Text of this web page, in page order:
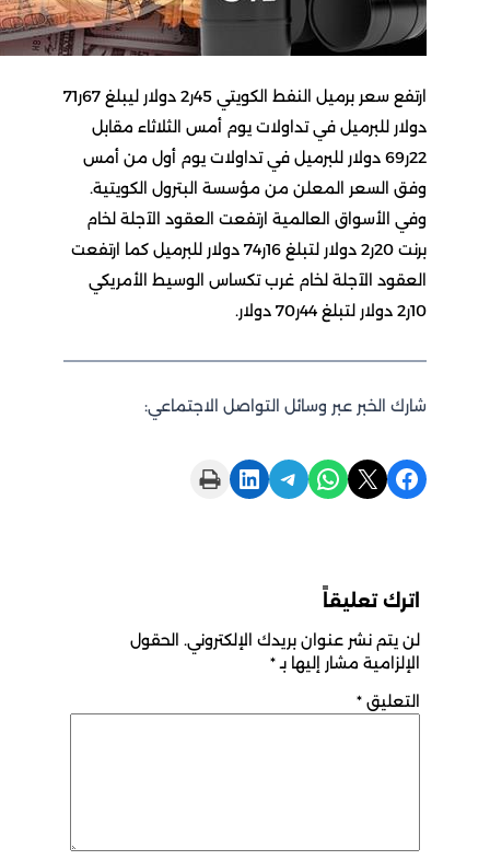
ارتفع سعر برميل النفط الكويتي 45ر2 دولار ليبلغ 67ر71
دولار للبرميل في تداولات يوم أمس الثلاثاء مقابل
22ر69 دولار للبرميل في تداولات يوم أول من أمس
وفق السعر المعلن من مؤسسة البترول الكويتية.
وفي الأسواق العالمية ارتفعت العقود الآجلة لخام
برنت 20ر2 دولار لتبلغ 16ر74 دولار للبرميل كما ارتفعت
العقود الآجلة لخام غرب تكساس الوسيط الأمريكي
10ر2 دولار لتبلغ 44ر70 دولار.
شارك الخبر عبر وسائل التواصل الاجتماعي:
Share on Facebook
Share on X
Share on WhatsApp
Share on Telegram
Share on LinkedIn
Print this Page
اترك تعليقاً
لن يتم نشر عنوان بريدك الإلكتروني. الحقول
الإلزامية مشار إليها بـ*
التعليق *